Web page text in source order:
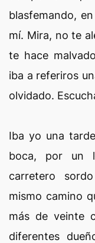
blasfemando,
mí. Mira, no te
te hace
iba a referiros
olvidado.
Iba yo una
boca, por un
carretero
mismo camino
más de veinte
diferentes